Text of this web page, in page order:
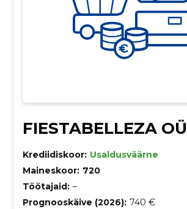
FIESTABELLEZA OÜ
Krediidiskoor: Usaldusväärne
Maineskoor: 720
Töötajaid: –
Prognooskäive (2026): 740 €